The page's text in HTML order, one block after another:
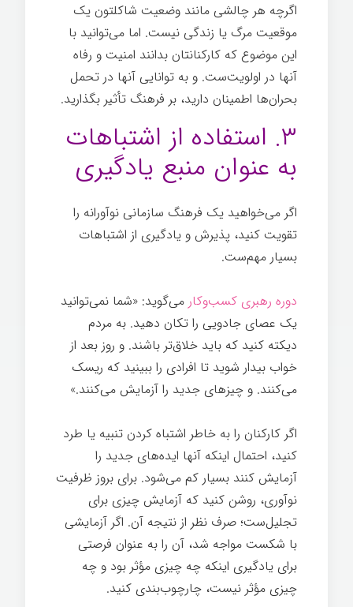
اگرچه هر چالشی مانند وضعیت شاکلتون یک
موقعیت مرگ یا زندگی نیست. اما می‌توانید با
این موضوع که کارکنانتان بدانند امنیت و رفاه
آنها در اولویت‌ست. و به توانایی آنها در تحمل
بحران‌ها اطمینان دارید، بر فرهنگ تأثیر بگذارید.
۳. استفاده از اشتباهات
به عنوان منبع یادگیری
اگر می‌خواهید یک فرهنگ سازمانی نوآورانه را
تقویت کنید، پذیرش و یادگیری از اشتباهات
بسیار مهم‌ست.
دوره رهبری کسب‌وکار می‌گوید: «شما نمی‌توانید
یک عصای جادویی را تکان دهید. به مردم
دیکته کنید که باید خلاق‌تر باشند. و روز بعد از
خواب بیدار شوید تا افرادی را ببینید که ریسک
می‌کنند. و چیزهای جدید را آزمایش می‌کنند.»
اگر کارکنان را به خاطر اشتباه کردن تنبیه یا طرد
کنید، احتمال اینکه آنها ایده‌های جدید را
آزمایش کنند بسیار کم می‌شود. برای بروز ظرفیت
نوآوری، روشن کنید که آزمایش چیزی برای
تجلیل‌ست؛ صرف نظر از نتیجه آن. اگر آزمایشی
با شکست مواجه شد، آن را به عنوان فرصتی
برای یادگیری اینکه چه چیزی مؤثر بود و چه
چیزی مؤثر نیست، چارچوب‌بندی کنيد.